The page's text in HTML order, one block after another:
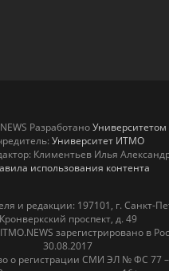
Разработано
Университет ИТМО
Климентьев Илья
использования контента
и редакции: 197101, г. Санкт-
Кронверкский проспект, д. 49
зарегистрировано в
30.08.2017
о регистрации СМИ ЭЛ № ФС 77